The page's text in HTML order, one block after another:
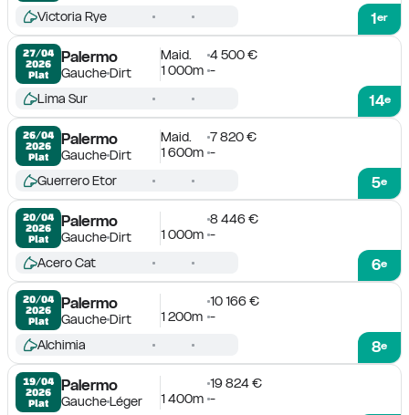
1er
Victoria Rye
27/04
2026
Plat
Palermo
GaucheDirt
Maid.
4 500 €
1 000m -
14e
Lima Sur
26/04
2026
Plat
Palermo
GaucheDirt
Maid.
7 820 €
1 600m -
5e
Guerrero Etor
20/04
2026
Plat
Palermo
GaucheDirt
8 446 €
1 000m -
6e
Acero Cat
20/04
2026
Plat
Palermo
GaucheDirt
10 166 €
1 200m -
8e
Alchimia
19/04
2026
Plat
Palermo
GaucheLéger
19 824 €
1 400m -